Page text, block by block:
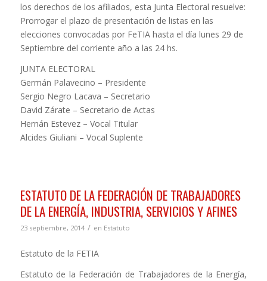
los derechos de los afiliados, esta Junta Electoral resuelve:
Prorrogar el plazo de presentación de listas en las
elecciones convocadas por FeTIA hasta el día lunes 29 de
Septiembre del corriente año a las 24 hs.
JUNTA ELECTORAL
Germán Palavecino – Presidente
Sergio Negro Lacava – Secretario
David Zárate – Secretario de Actas
Hernán Estevez – Vocal Titular
Alcides Giuliani – Vocal Suplente
ESTATUTO DE LA FEDERACIÓN DE TRABAJADORES
DE LA ENERGÍA, INDUSTRIA, SERVICIOS Y AFINES
23 septiembre, 2014 / en Estatuto
Estatuto de la FETIA
Estatuto de la Federación de Trabajadores de la Energía,